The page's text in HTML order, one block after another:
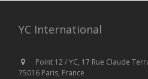
YC International
Point 12 / YC, 17 Rue Claude
75016 Paris, France